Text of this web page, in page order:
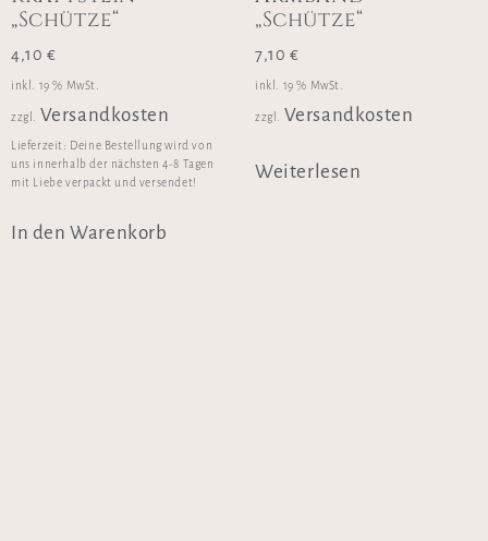
„Schütze“
4,10 €
inkl. 19 % MwSt.
zzgl. Versandkosten
Lieferzeit: Deine Bestellung wird von
uns innerhalb der nächsten 4-8 Tagen
mit Liebe verpackt und versendet!
In den Warenkorb
„Schütze“
7,10 €
inkl. 19 % MwSt.
zzgl. Versandkosten
Weiterlesen